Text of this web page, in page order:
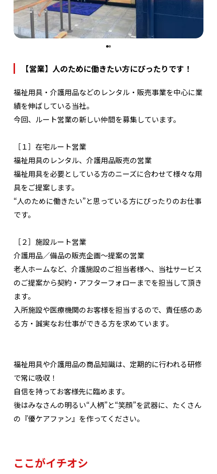
【営業】人のために働きたい方にぴったりです！
福祉用具・介護用品などのレンタル・販売事業を中心に業
績を伸ばしている当社。
今回、ルート営業の新しい仲間を募集しています。
［１］在宅ルート営業
福祉用具のレンタル、介護用品販売の営業
福祉用具を必要としている方のニーズに合わせて様々な用
具をご提案します。
“人のために働きたい”と思っている方にぴったりのお仕事
です。
［２］施設ルート営業
介護用品／備品の販売企画～提案の営業
老人ホームなど、介護施設のご担当者様へ、当社サービス
のご提案から契約・アフターフォローまでを担当して頂き
ます。
入所施設や医療機関のお客様を担当するので、責任感のあ
る方・誠実なお仕事ができる方を求めています。
福祉用具や介護用品の商品知識は、定期的に行われる研修
で常に吸収！
自信を持ってお客様先に臨めます。
後はみなさんの明るい“人柄”と“笑顔”を武器に、たくさん
の『優ケアファン』を作ってください。
ここがイチオシ